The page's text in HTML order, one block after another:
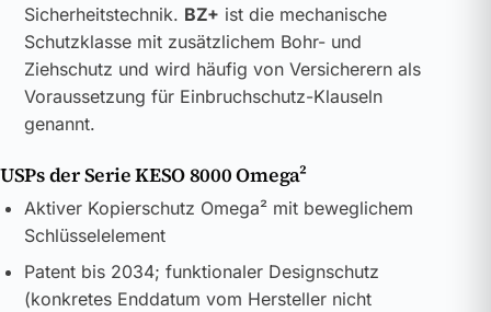
Sicherheitstechnik. BZ+ ist die mechanische
Schutzklasse mit zusätzlichem Bohr- und
Ziehschutz und wird häufig von Versicherern als
Voraussetzung für Einbruchschutz-Klauseln
genannt.
USPs der Serie KESO 8000 Omega²
Aktiver Kopierschutz Omega² mit beweglichem
Schlüsselelement
Patent bis 2034; funktionaler Designschutz
(konkretes Enddatum vom Hersteller nicht